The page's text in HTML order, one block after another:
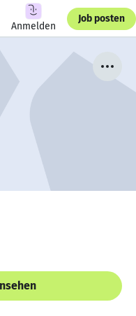
Anmelden
Job posten